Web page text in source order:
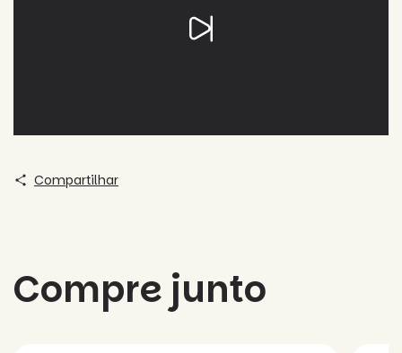
Compartilhar
Compre junto